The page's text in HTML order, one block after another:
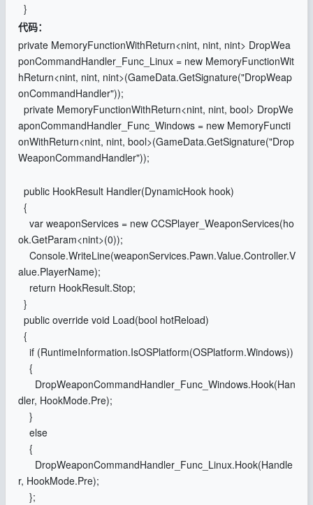
}
代码：
private MemoryFunctionWithReturn<nint, nint, nint> DropWea
ponCommandHandler_Func_Linux = new MemoryFunctionWit
hReturn<nint, nint, nint>(GameData.GetSignature("DropWeap
onCommandHandler"));
private MemoryFunctionWithReturn<nint, nint, bool> DropWe
aponCommandHandler_Func_Windows = new MemoryFuncti
onWithReturn<nint, nint, bool>(GameData.GetSignature("Drop
WeaponCommandHandler"));
public HookResult Handler(DynamicHook hook)
{
var weaponServices = new CCSPlayer_WeaponServices(ho
ok.GetParam<nint>(0));
Console.WriteLine(weaponServices.Pawn.Value.Controller.V
alue.PlayerName);
return HookResult.Stop;
}
public override void Load(bool hotReload)
{
if (RuntimeInformation.IsOSPlatform(OSPlatform.Windows))
{
DropWeaponCommandHandler_Func_Windows.Hook(Han
dler, HookMode.Pre);
}
else
{
DropWeaponCommandHandler_Func_Linux.Hook(Handle
r, HookMode.Pre);
};